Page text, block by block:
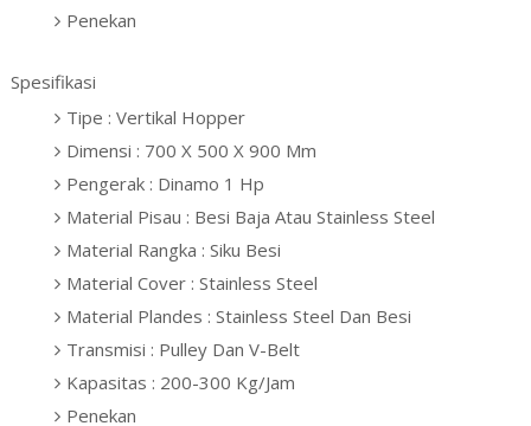
Penekan
Spesifikasi
Tipe : Vertikal Hopper
Dimensi : 700 X 500 X 900 Mm
Pengerak : Dinamo 1 Hp
Material Pisau : Besi Baja Atau Stainless Steel
Material Rangka : Siku Besi
Material Cover : Stainless Steel
Material Plandes : Stainless Steel Dan Besi
Transmisi : Pulley Dan V-Belt
Kapasitas : 200-300 Kg/Jam
Penekan